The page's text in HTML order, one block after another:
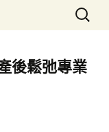
搜
尋
鍵
字:
後鬆弛專業